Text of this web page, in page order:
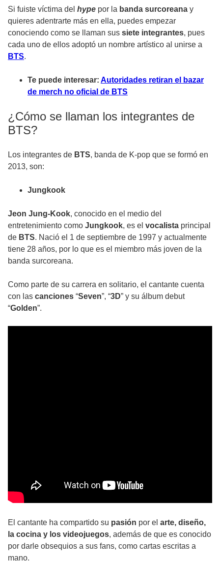
Si fuiste víctima del hype por la banda surcoreana y
quieres adentrarte más en ella, puedes empezar
conociendo como se llaman sus siete integrantes, pues
cada uno de ellos adoptó un nombre artístico al unirse a
BTS.
Te puede interesar: Autoridades retiran el bazar
de merch no oficial de BTS
¿Cómo se llaman los integrantes de
BTS?
Los integrantes de BTS, banda de K-pop que se formó en
2013, son:
Jungkook
Jeon Jung-Kook, conocido en el medio del
entretenimiento como Jungkook, es el vocalista principal
de BTS. Nació el 1 de septiembre de 1997 y actualmente
tiene 28 años, por lo que es el miembro más joven de la
banda surcoreana.
Como parte de su carrera en solitario, el cantante cuenta
con las canciones “Seven”, “3D” y su álbum debut
“Golden”.
El cantante ha compartido su pasión por el arte, diseño,
la cocina y los videojuegos, además de que es conocido
por darle obsequios a sus fans, como cartas escritas a
mano.